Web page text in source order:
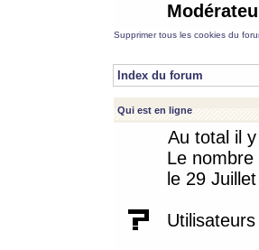
Supprimer tous les cookies du
Index du forum
Qui est en ligne
Au total il
Le
le 29